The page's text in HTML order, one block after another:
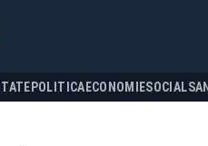
POLITICA ECONOMIESOCIAL